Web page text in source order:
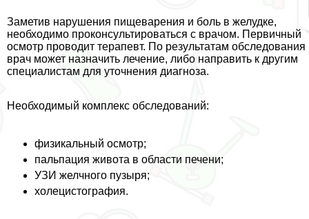
Заметив нарушения пищеварения и боль в желудке,
необходимо проконсультироваться с врачом. Первичный
осмотр проводит терапевт. По результатам обследования
врач может назначить лечение, либо направить к другим
специалистам для уточнения диагноза.
Необходимый комплекс обследований:
физикальный осмотр;
пальпация живота в области печени;
УЗИ желчного пузыря;
холецистография.